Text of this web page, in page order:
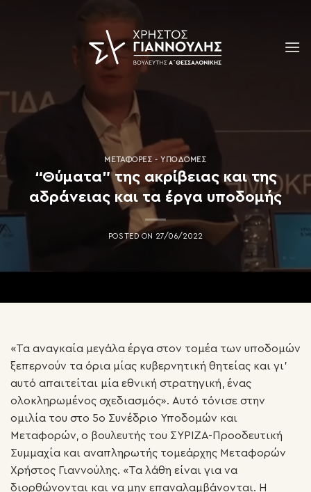
ΜΕΤΑΦΟΡΈΣ - ΥΠΟΔΟΜΈΣ
“Θύματα” της ακρίβειας και της
αδράνειας και τα έργα υποδομής
POSTED ON 27/06/2022
«Τα αναγκαία μεγάλα έργα στον τομέα των υποδομών
ξεπερνούν τα όρια μίας κυβερνητική θητείας και γι’
αυτό απαιτείται μία εθνική στρατηγική, ένας
ολοκληρωμένος σχεδιασμός». Αυτό τόνισε στην
ομιλία του στο 5ο Συνέδριο Υποδομών και
Μεταφορών, ο βουλευτής του ΣΥΡΙΖΑ-Προοδευτική
Συμμαχία και αναπληρωτής τομεάρχης Μεταφορών
Χρήστος Γιαννούλης. «Τα λάθη είναι για να
διορθώνονται και να μην επαναλαμβάνονται. Η